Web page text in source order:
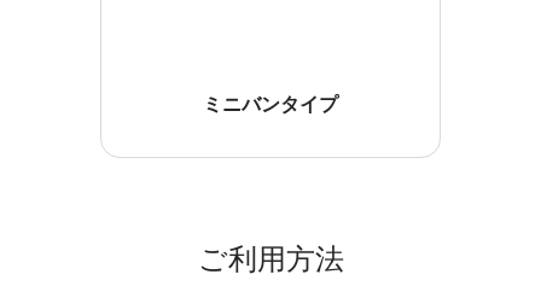
ミニバンタイプ
ご利用方法